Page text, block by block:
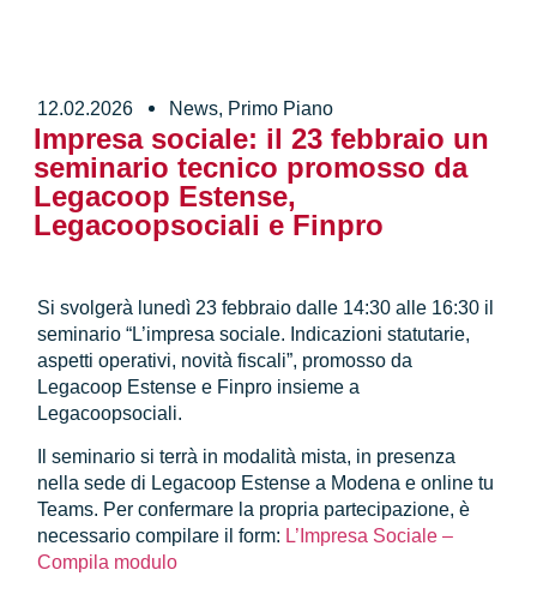
12.02.2026 News, Primo Piano
Impresa sociale: il 23 febbraio un
seminario tecnico promosso da
Legacoop Estense,
Legacoopsociali e Finpro
Si svolgerà lunedì 23 febbraio dalle 14:30 alle 16:30 il
seminario “L’impresa sociale. Indicazioni statutarie,
aspetti operativi, novità fiscali”, promosso da
Legacoop Estense e Finpro insieme a
Legacoopsociali.
Il seminario si terrà in modalità mista, in presenza
nella sede di Legacoop Estense a Modena e online tu
Teams. Per confermare la propria partecipazione, è
necessario compilare il form: L’Impresa Sociale –
Compila modulo